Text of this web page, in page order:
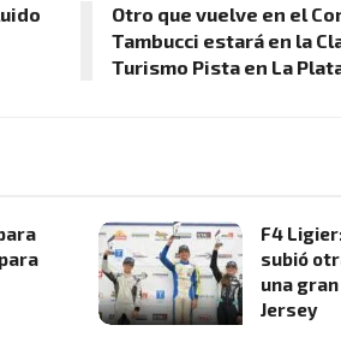
Otro que vuelve en el
Tambucci estará en la
Turismo Pista en La
F4
subió
una
Jersey